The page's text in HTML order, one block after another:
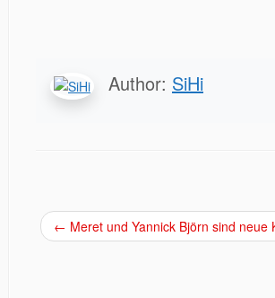
Author: SiHi
← Meret und Yannick Björn sind neue